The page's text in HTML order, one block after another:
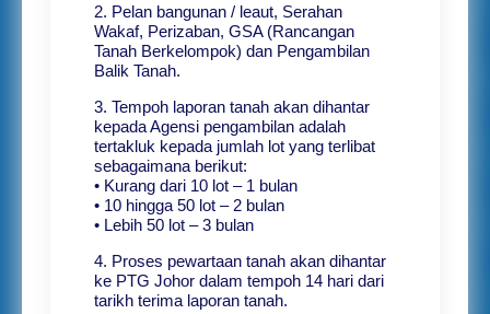
2. Pelan bangunan / leaut, Serahan
Wakaf, Perizaban, GSA (Rancangan
Tanah Berkelompok) dan Pengambilan
Balik Tanah.
3. Tempoh laporan tanah akan dihantar
kepada Agensi pengambilan adalah
tertakluk kepada jumlah lot yang terlibat
sebagaimana berikut:
• Kurang dari 10 lot – 1 bulan
• 10 hingga 50 lot – 2 bulan
• Lebih 50 lot – 3 bulan
4. Proses pewartaan tanah akan dihantar
ke PTG Johor dalam tempoh 14 hari dari
tarikh terima laporan tanah.